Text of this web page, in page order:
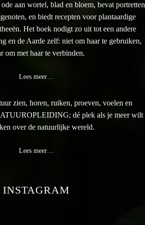
ode aan wortel, blad en bloem, bevat portretten
en biedt recepten voor plantaardige
Het boek nodigt zo uit tot een andere
en de Aarde zelf: niet om haar te gebruiken,
om met haar te verbinden.
Lees meer…
zien, horen, ruiken, proeven, voelen en
dé plek als je meer wilt
over de natuurlijke wereld.
Lees meer…
INSTAGRAM